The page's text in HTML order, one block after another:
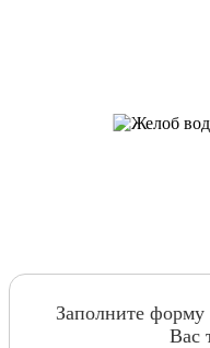
Заполните
Вас